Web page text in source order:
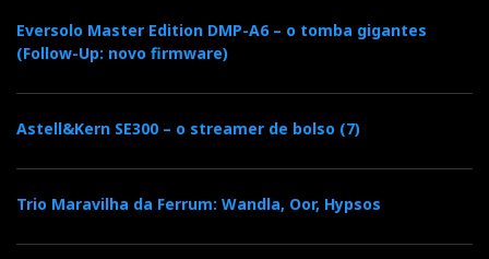
Eversolo Master Edition DMP-A6 – o tomba gigantes
(Follow-Up: novo firmware)
Astell&Kern SE300 – o streamer de bolso (7)
Trio Maravilha da Ferrum: Wandla, Oor, Hypsos